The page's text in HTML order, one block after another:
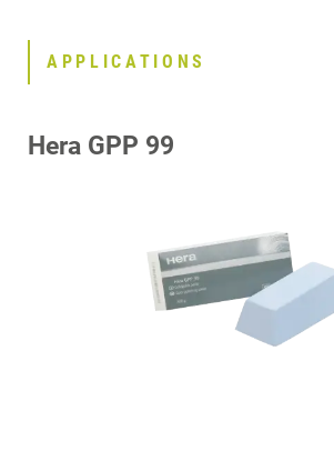
Consumables for
APPLICATIONS
Hera GPP 99